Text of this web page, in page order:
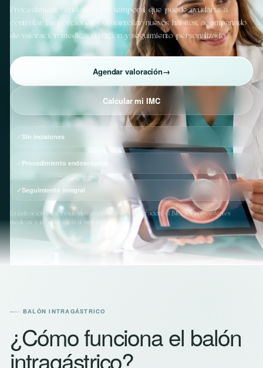
Procedimiento endoscópico temporal que puede ayudarte a
controlar las porciones y desarrollar nuevos hábitos, acompañado
de valoración médica, nutrición y seguimiento personalizado.
Agendar valoración→
Calcular mi IMC
Sin incisiones
Procedimiento endoscópico
Seguimiento integral
La indicación y los resultados dependen de la valoración, el IMC, los antecedentes
médicos y la adherencia al seguimiento.
BALÓN INTRAGÁSTRICO
¿Cómo funciona el balón
intragástrico?